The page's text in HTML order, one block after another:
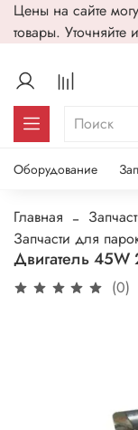
Цены на сайте
товары.
Оборудование
Главная
Запчасти для
Двигатель
(0)